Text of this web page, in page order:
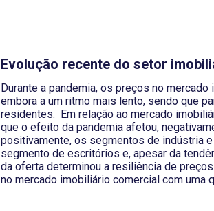
Evolução recente do setor
Durante a pandemia, os preços no
embora a um ritmo mais lento, sendo que
residentes. Em relação ao mercado
que o efeito da pandemia afetou,
positivamente, os segmentos de indústria
segmento de escritórios e, apesar da
da oferta determinou a resiliência de
no mercado imobiliário comercial com uma